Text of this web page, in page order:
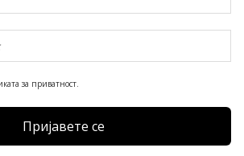
за приватност.
Пријавете се